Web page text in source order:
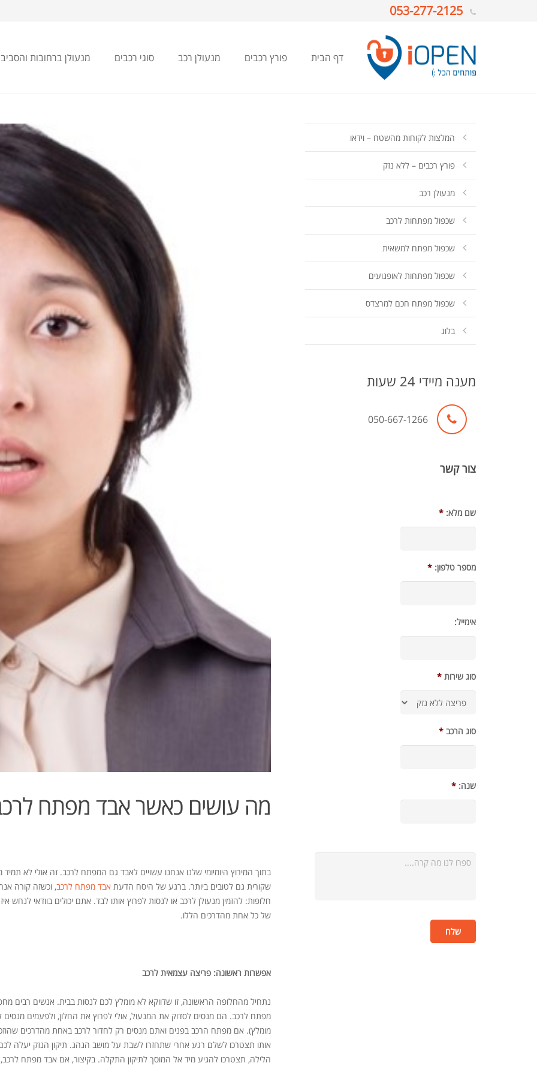
053-277-2125
דף הבית פורץ רכבים מנעולן רכב סוגי רכבים מנעולן ברחובות
מה עושים כאשר אבד מפתח
בתוך המירוץ היומיומי שלנו אנחנו עשויים לאבד גם המפתח לרכב. זה אולי לא
שקורית גם לטובים ביותר. ברגע של היסח הדעת אבד מפתח לרכב, וכשזה קורה
חלופות: להזמין מנעולן לרכב או לנסות לפרוץ אותו לבד. אתם יכולים בוודאי
של כל אחת מהדרכים הללו.
אפשרות ראשונה: פריצה עצמאית לרכב
נתחיל מהחלופה הראשונה, זו שדווקא לא מומלץ לכם לנסות בבית. אנשים רבים
מפתח לרכב. הם מנסים לסדוק את המנעול, אולי לפרוץ את החלון, ולפעמים
מומלץ). אם מפתח הרכב בפנים ואתם מנסים רק לחדור לרכב באחת מהדרכים
אותו תצטרכו לשלם רגע אחרי שתחזרו לשבת על מושב הנהג. תיקון הנזק יעלה
הלילה, תצטרכו להגיע מיד אל המוסך לתיקון התקלה. בקיצור, אם אבד מפתח
המלצות לקוחות מהשטח – וידאו
פורץ רכבים – ללא נזק
מנעולן רכב
שכפול מפתחות לרכב
שכפול מפתח למשאית
שכפול מפתחות לאופנועים
שכפול מפתח חכם למרצדס
בלוג
מענה מיידי 24 שעות
050-667-1266
צור קשר
שם מלא: *
מספר טלפון: *
אימייל:
סוג שירות *
סוג הרכב *
שנה: *